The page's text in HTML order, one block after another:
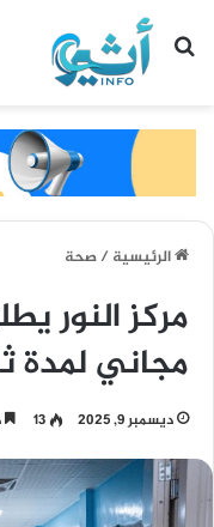
بحث عن
الرئيسية/صحة
مركز النور
مجاني لمدة
ديسمبر 9, 2025 13